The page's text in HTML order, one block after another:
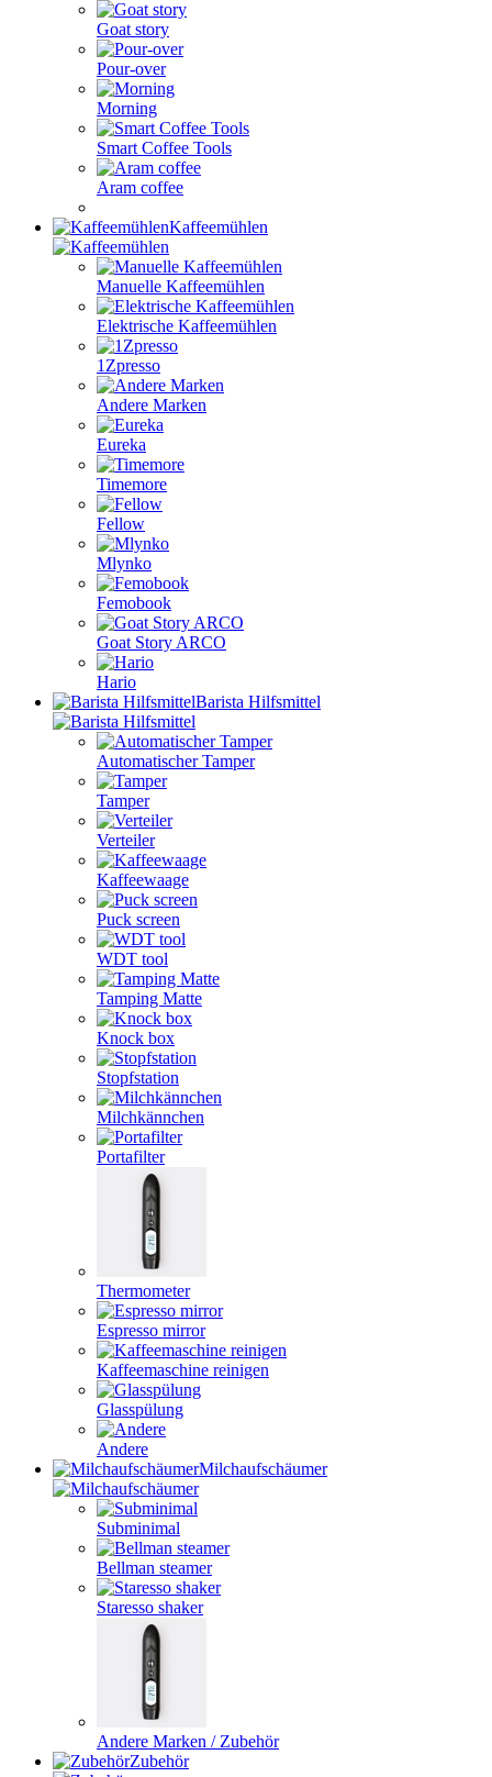
Goat story
Pour-over
Morning
Smart Coffee Tools
Aram coffee
Kaffeemühlen
Manuelle Kaffeemühlen
Elektrische Kaffeemühlen
1Zpresso
Andere Marken
Eureka
Timemore
Fellow
Mlynko
Femobook
Goat Story ARCO
Hario
Barista Hilfsmittel
Automatischer Tamper
Tamper
Verteiler
Kaffeewaage
Puck screen
WDT tool
Tamping Matte
Knock box
Stopfstation
Milchkännchen
Portafilter
Thermometer
Espresso mirror
Kaffeemaschine reinigen
Glasspülung
Andere
Milchaufschäumer
Subminimal
Bellman steamer
Staresso shaker
Andere Marken / Zubehör
Zubehör